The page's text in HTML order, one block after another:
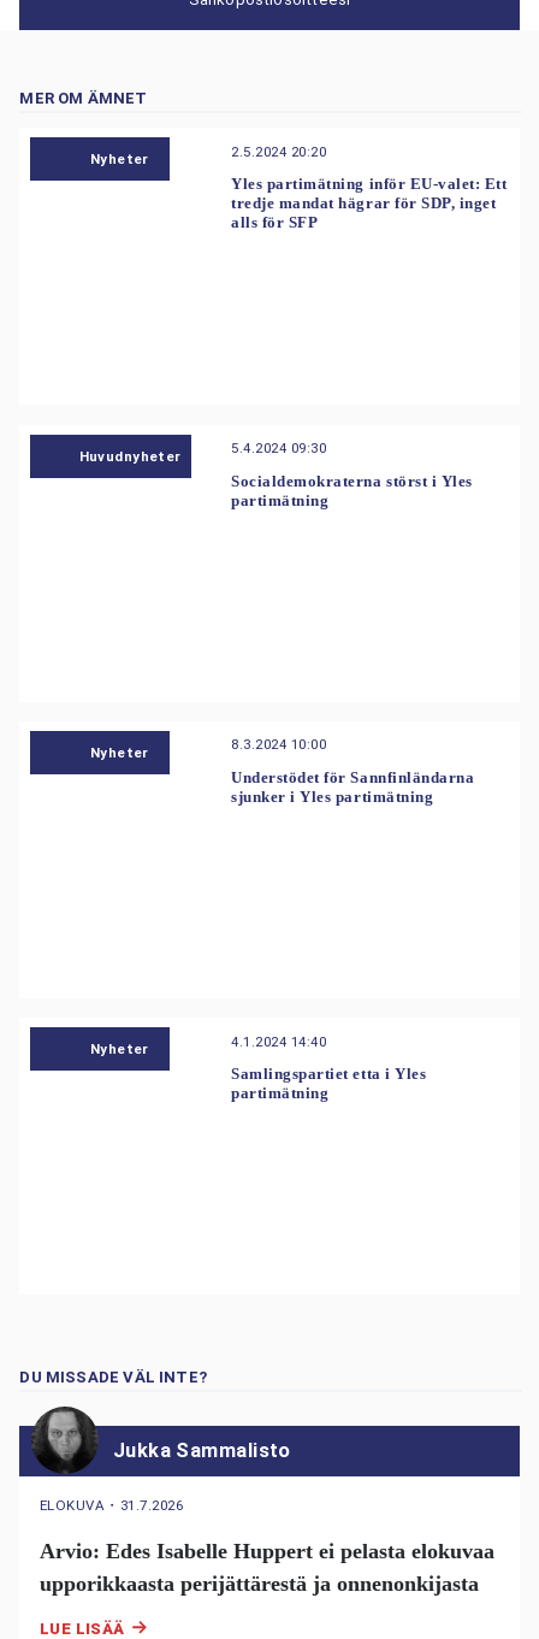
MER OM ÄMNET
Nyheter 2.5.2024 20:20
Yles partimätning inför EU-valet: Ett
tredje mandat hägrar för SDP, inget
alls för SFP
Huvudnyheter 5.4.2024 09:30
Socialdemokraterna störst i Yles
partimätning
Nyheter 8.3.2024 10:00
Understödet för Sannfinländarna
sjunker i Yles partimätning
Nyheter 4.1.2024 14:40
Samlingspartiet etta i Yles
partimätning
DU MISSADE VÄL INTE?
Jukka Sammalisto
ELOKUVA ・ 31.7.2026
Arvio: Edes Isabelle Huppert ei pelasta elokuvaa
upporikkaasta perijättärestä ja onnenonkijasta
LUE LISÄÄ